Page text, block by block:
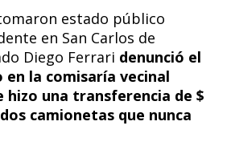
estado público
en San Carlos de
Diego Ferrari denunció el
en la comisaría vecinal
hizo una transferencia de $
camionetas que nunca